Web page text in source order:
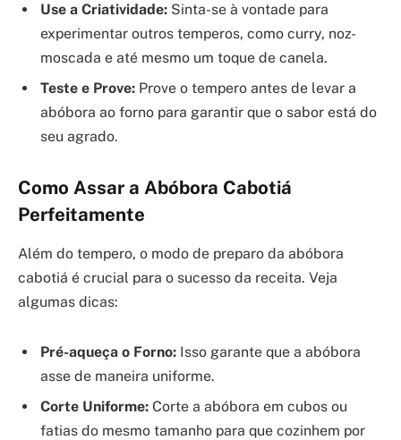
Use a Criatividade: Sinta-se à vontade para
experimentar outros temperos, como curry, noz-
moscada e até mesmo um toque de canela.
Teste e Prove: Prove o tempero antes de levar a
abóbora ao forno para garantir que o sabor está do
seu agrado.
Como Assar a Abóbora Cabotiá
Perfeitamente
Além do tempero, o modo de preparo da abóbora
cabotiá é crucial para o sucesso da receita. Veja
algumas dicas:
Pré-aqueça o Forno: Isso garante que a abóbora
asse de maneira uniforme.
Corte Uniforme: Corte a abóbora em cubos ou
fatias do mesmo tamanho para que cozinhem por